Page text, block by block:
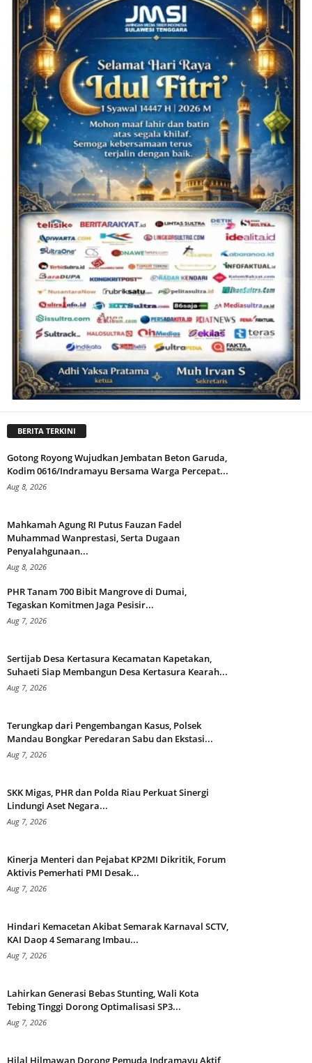
BERITA TERKINI
Gotong Royong Wujudkan Jembatan Beton Garuda,
Kodim 0616/Indramayu Bersama Warga Percepat...
Aug 8, 2026
Mahkamah Agung RI Putus Fauzan Fadel
Muhammad Wanprestasi, Serta Dugaan
Penyalahgunaan...
Aug 8, 2026
PHR Tanam 700 Bibit Mangrove di Dumai,
Tegaskan Komitmen Jaga Pesisir...
Aug 7, 2026
Sertijab Desa Kertasura Kecamatan Kapetakan,
Suhaeti Siap Membangun Desa Kertasura Kearah...
Aug 7, 2026
Terungkap dari Pengembangan Kasus, Polsek
Mandau Bongkar Peredaran Sabu dan Ekstasi...
Aug 7, 2026
SKK Migas, PHR dan Polda Riau Perkuat Sinergi
Lindungi Aset Negara...
Aug 7, 2026
Kinerja Menteri dan Pejabat KP2MI Dikritik, Forum
Aktivis Pemerhati PMI Desak...
Aug 7, 2026
Hindari Kemacetan Akibat Semarak Karnaval SCTV,
KAI Daop 4 Semarang Imbau...
Aug 7, 2026
Lahirkan Generasi Bebas Stunting, Wali Kota
Tebing Tinggi Dorong Optimalisasi SP3...
Aug 7, 2026
Hilal Hilmawan Dorong Pemuda Indramayu Aktif